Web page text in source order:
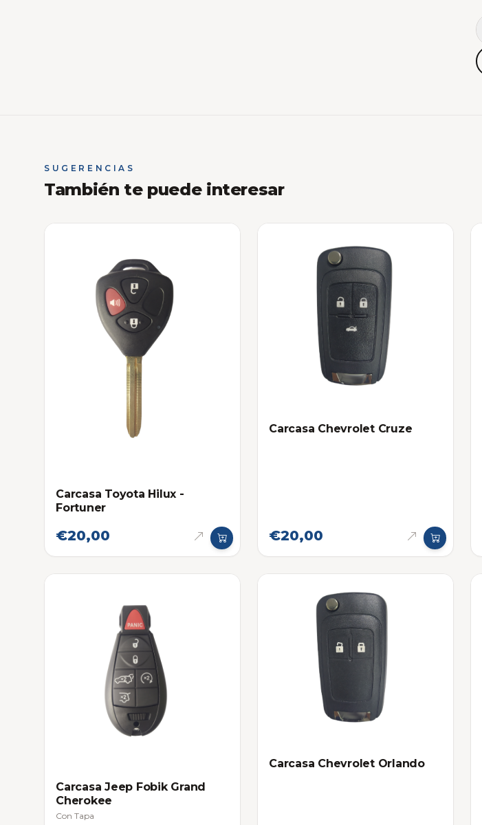
SUGERENCIAS
También te puede interesar
Carcasa Toyota Hilux -
Fortuner
€20,00
Carcasa Chevrolet Cruze
€20,00
Carcasa Jeep Fobik Grand
Cherokee
Con Tapa
Carcasa Chevrolet Orlando